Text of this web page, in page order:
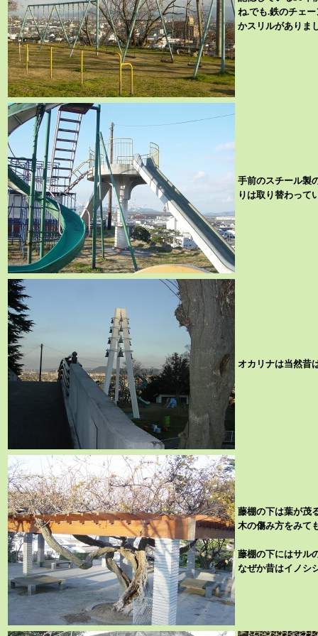
ね.でも.鉄のチェ
かスリルがありま
手前のスチール製
りは取り替わって
オカリナは当然昔
藤棚の下は葉が茂
木の傷み方をみて
藤棚の下にはサル
なぜか昔はイノシ